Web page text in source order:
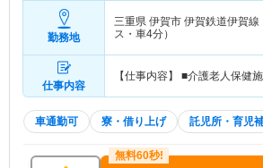
勤務地
三重県 伊賀市 伊賀鉄道伊賀線
ス・車4分）
仕事内容
【仕事内容】 ■介護老人保健
車通勤可 寮・借り上げ 託児所・育児